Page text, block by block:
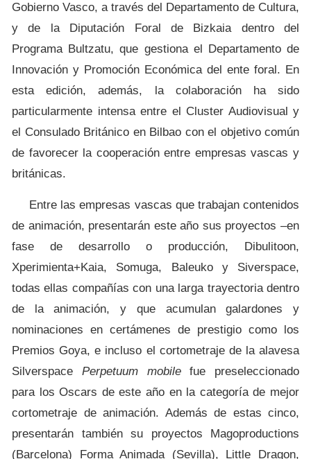
Gobierno Vasco, a través del Departamento de Cultura,
y de la Diputación Foral de Bizkaia dentro del
Programa Bultzatu, que gestiona el Departamento de
Innovación y Promoción Económica del ente foral. En
esta edición, además, la colaboración ha sido
particularmente intensa entre el Cluster Audiovisual y
el Consulado Británico en Bilbao con el objetivo común
de favorecer la cooperación entre empresas vascas y
británicas.
Entre las empresas vascas que trabajan contenidos
de animación, presentarán este año sus proyectos –en
fase de desarrollo o producción, Dibulitoon,
Xperimienta+Kaia, Somuga, Baleuko y Siverspace,
todas ellas compañías con una larga trayectoria dentro
de la animación, y que acumulan galardones y
nominaciones en certámenes de prestigio como los
Premios Goya, e incluso el cortometraje de la alavesa
Silverspace Perpetuum mobilefue preseleccionado
para los Oscars de este año en la categoría de mejor
cortometraje de animación. Además de estas cinco,
presentarán también su proyectos Magoproductions
(Barcelona) Forma Animada (Sevilla), Little Dragon,